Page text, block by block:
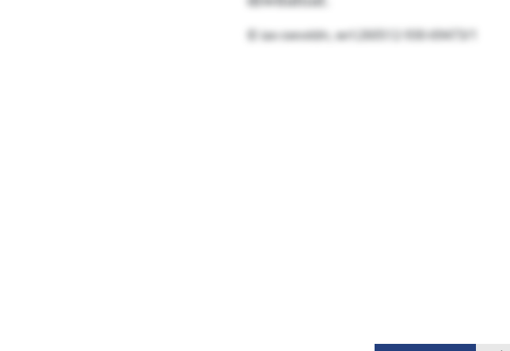
© iax-swvxldn, wrl:260512-930-69473/1